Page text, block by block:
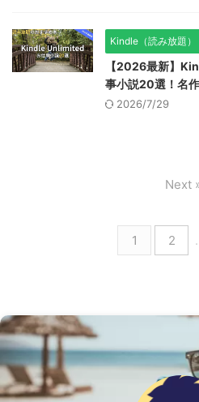
Kindle（読み放題）
【2026最新】
事小説20選！名
2026/7/29
1 2
Next